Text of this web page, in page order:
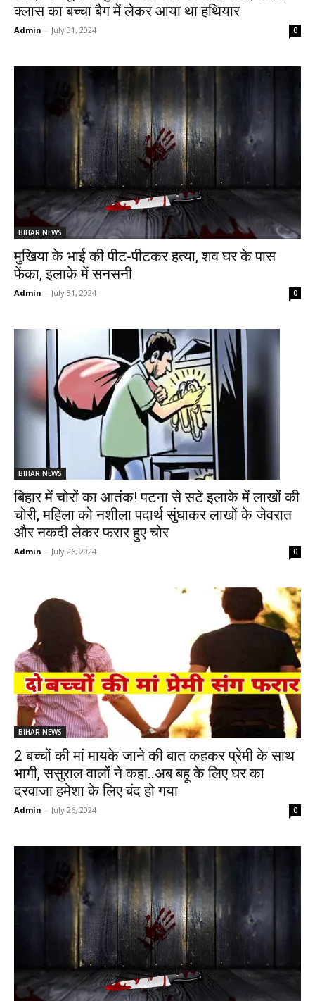
क्लास का बच्चा बैग में लेकर आया था हथियार
Admin - July 31, 2024 0
BIHAR NEWS
मुखिया के भाई की पीट-पीटकर हत्या, शव घर के पास
फेंका, इलाके में सनसनी
Admin - July 31, 2024 0
BIHAR NEWS
बिहार में चोरों का आतंक! पटना से सटे इलाके में लाखों की
चोरी, महिला को नशीला पदार्थ सुंघाकर लाखों के जेवरात
और नकदी लेकर फरार हुए चोर
Admin - July 26, 2024 0
BIHAR NEWS
2 बच्चों की मां मायके जाने की बात कहकर प्रेमी के साथ
भागी, ससुराल वालों ने कहा..अब बहू के लिए घर का
दरवाजा हमेशा के लिए बंद हो गया
Admin - July 26, 2024 0